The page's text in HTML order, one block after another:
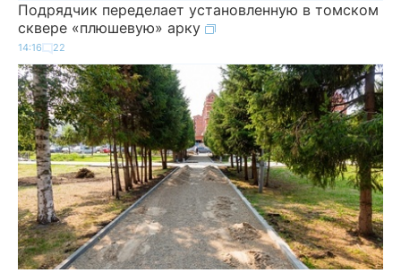
Подрядчик переделает установленную в томском
сквере «плюшевую» арку
14:16 22